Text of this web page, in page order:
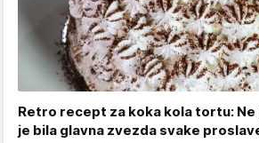
Retro recept za koka kola tortu: Ne
je bila glavna zvezda svake